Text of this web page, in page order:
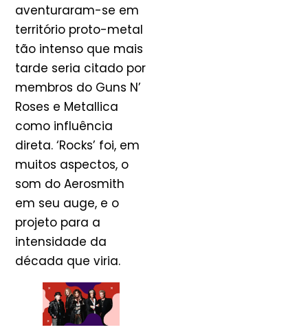
aventuraram-se em
território proto-metal
tão intenso que mais
tarde seria citado por
membros do Guns N’
Roses e Metallica
como influência
direta. ‘Rocks’ foi, em
muitos aspectos, o
som do Aerosmith
em seu auge, e o
projeto para a
intensidade da
década que viria.